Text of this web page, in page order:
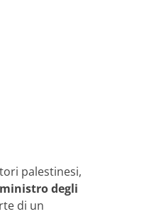
palestinesi,
ministro degli
di un